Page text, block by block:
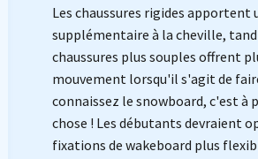
Les chaussures rigides apportent
supplémentaire à la cheville,
chaussures plus souples offrent
mouvement lorsqu'il s'agit de
connaissez le snowboard, c'est à
chose ! Les débutants devraient
fixations de wakeboard plus